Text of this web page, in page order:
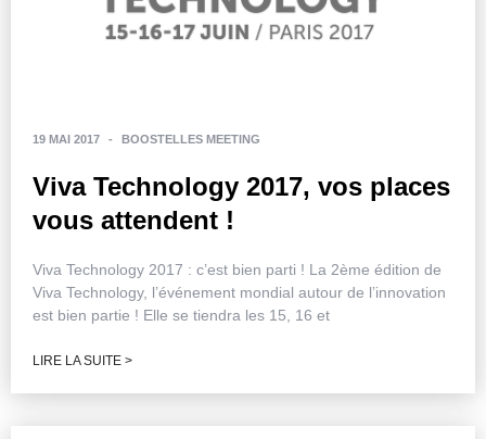
19 MAI 2017 - BOOSTELLES MEETING
Viva Technology 2017, vos places
vous attendent !
Viva Technology 2017 : c’est bien parti ! La 2ème édition de
Viva Technology, l’événement mondial autour de l’innovation
est bien partie ! Elle se tiendra les 15, 16 et
LIRE LA SUITE >